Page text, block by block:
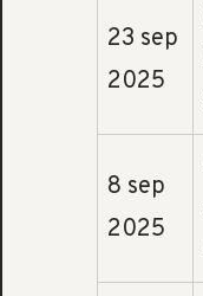
23 sep
2025
8 sep
2025